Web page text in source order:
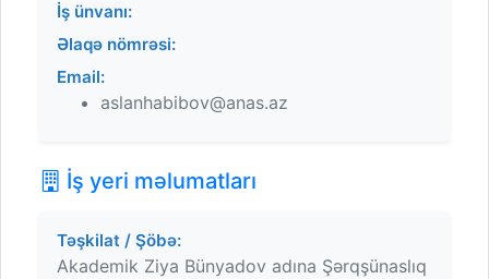
İş ünvanı:
Əlaqə nömrəsi:
Email:
aslanhabibov@anas.az
İş yeri məlumatları
Təşkilat / Şöbə:
Akademik Ziya Bünyadov adına Şərqşünaslıq